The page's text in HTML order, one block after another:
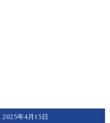
2025年4月15日